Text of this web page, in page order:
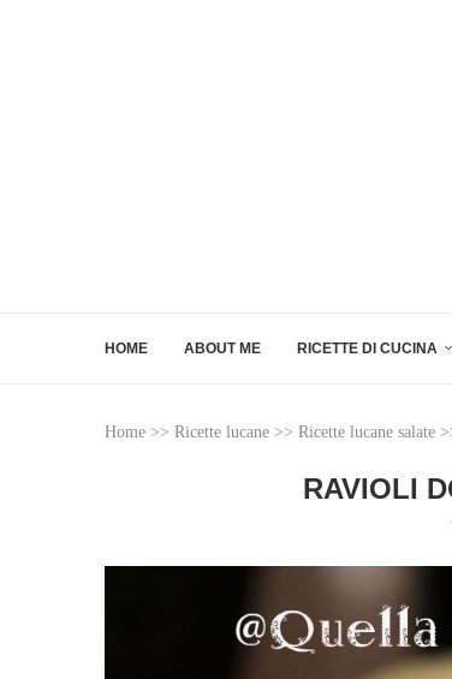
HOME ABOUT ME RICETTE DI CUCINA
Home >> Ricette lucane >> Ricette lucane salate
RAVIOLI